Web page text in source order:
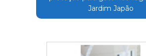
Jardim Japão